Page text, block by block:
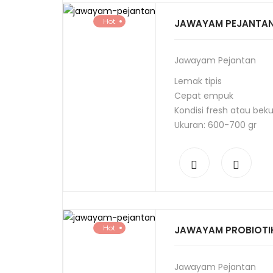
Hot JAWAYAM
Jawayam Pejantan
Lemak tipis
Cepat empuk
Kondisi fresh atau beku
Ukuran: 600-700 gr
Hot JAWAYAM
Jawayam Pejantan